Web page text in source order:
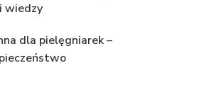
wiedzy
dla pielęgniarek –